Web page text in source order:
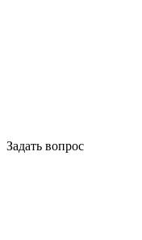
Задать вопрос